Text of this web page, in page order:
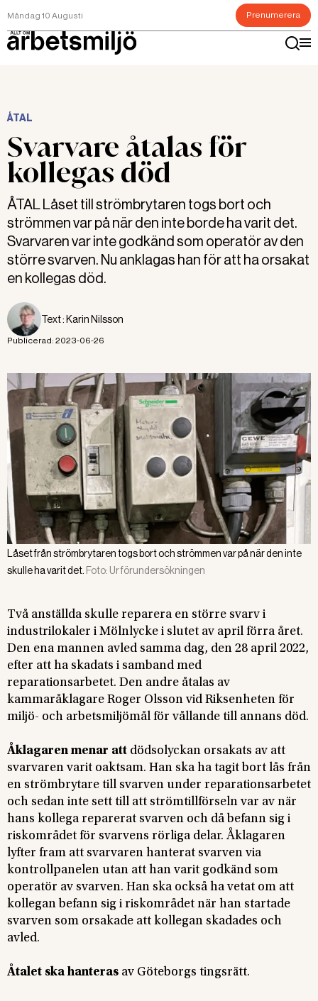
Måndag 10 Augusti Prenumerera
ÅTAL
Svarvare åtalas för
kollegas död
ÅTAL Låset till strömbrytaren togs bort och
strömmen var på när den inte borde ha varit det.
Svarvaren var inte godkänd som operatör av den
större svarven. Nu anklagas han för att ha orsakat
en kollegas död.
Text : Karin Nilsson
Publicerad: 2023-06-26
Låset från strömbrytaren togs bort och strömmen var på när den inte
skulle ha varit det. Foto: Ur förundersökningen
Två anställda skulle reparera en större svarv i
industrilokaler i Mölnlycke i slutet av april förra året.
Den ena mannen avled samma dag, den 28 april 2022,
efter att ha skadats i samband med
reparationsarbetet. Den andre åtalas av
kammaråklagare Roger Olsson vid Riksenheten för
miljö- och arbetsmiljömål för vållande till annans död.
Åklagaren menar att dödsolyckan orsakats av att
svarvaren varit oaktsam. Han ska ha tagit bort lås från
en strömbrytare till svarven under reparationsarbetet
och sedan inte sett till att strömtillförseln var av när
hans kollega reparerat svarven och då befann sig i
riskområdet för svarvens rörliga delar. Åklagaren
lyfter fram att svarvaren hanterat svarven via
kontrollpanelen utan att han varit godkänd som
operatör av svarven. Han ska också ha vetat om att
kollegan befann sig i riskområdet när han startade
svarven som orsakade att kollegan skadades och
avled.
Åtalet ska hanteras av Göteborgs tingsrätt.